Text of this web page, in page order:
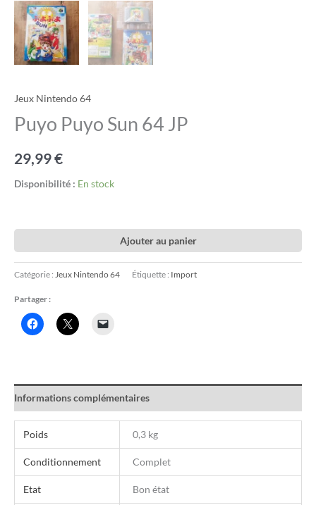
Jeux Nintendo 64
Puyo Puyo Sun 64 JP
29,99€
Disponibilité : En stock
Ajouter au panier
Catégorie : Jeux Nintendo 64 Étiquette : Import
Partager :
Informations complémentaires
Poids 0,3 kg
Conditionnement Complet
Etat Bon état